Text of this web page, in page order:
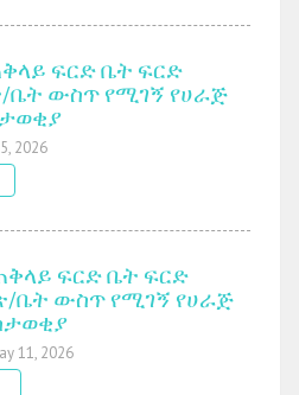
ፍርድ ቤት ፍርድ
ቤት ውስጥ የሚገኝ የሀራጅ
2026
ፍርድ ቤት ፍርድ
ቤት ውስጥ የሚገኝ የሀራጅ
11, 2026